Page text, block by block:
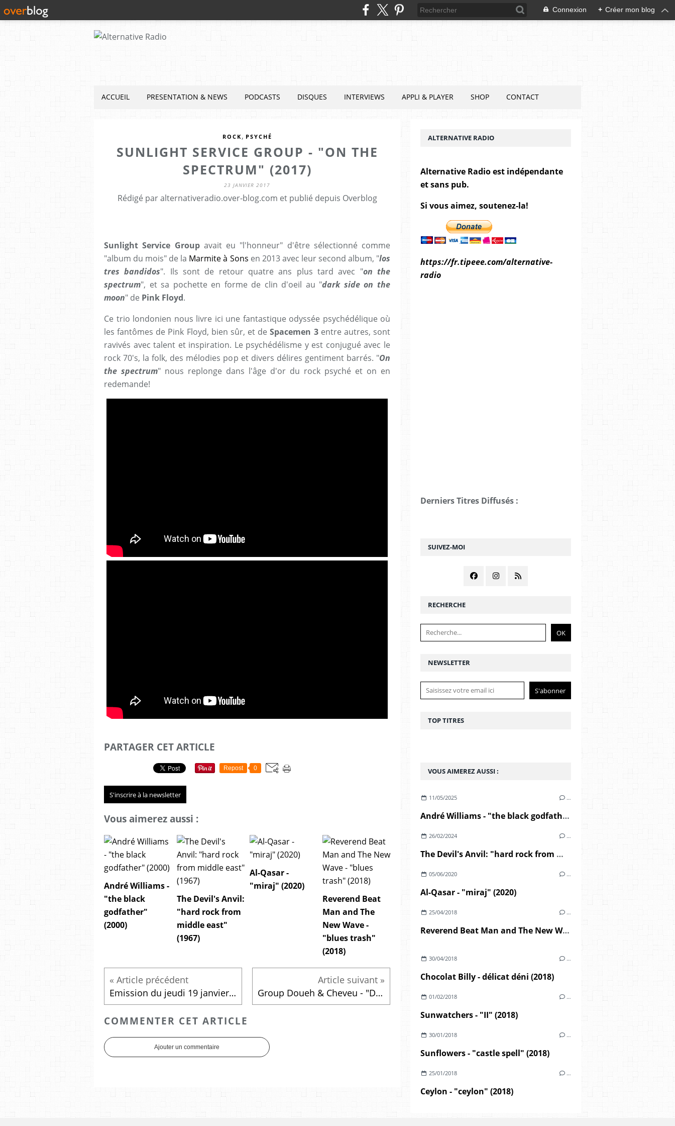
Connexion + Créer mon blog
ACCUEIL PRESENTATION & NEWS PODCASTS DISQUES INTERVIEWS APPLI & PLAYER SHOP CONTACT
ROCK , PSYCHÉ
SUNLIGHT SERVICE GROUP - "ON THE
SPECTRUM" (2017)
23 JANVIER 2017
Rédigé par alternativeradio.over-blog.com et publié depuis Overblog
Sunlight Service Groupavait eu "l'honneur" d'être sélectionné comme
"album du mois" de la Marmite à Sons en 2013 avec leur second album, "los
tres bandidos". Ils sont de retour quatre ans plus tard avec "on the
spectrum", et sa pochette en forme de clin d'oeil au "dark side on the
moon" de Pink Floyd.
Ce trio londonien nous livre ici une fantastique odyssée psychédélique où
les fantômes de Pink Floyd, bien sûr, et deSpacemen 3entre autres, sont
ravivés avec talent et inspiration. Le psychédélisme y est conjugué avec le
rock 70's, la folk, des mélodies pop et divers délires gentiment barrés. "On
the spectrum" nous replonge dans l'âge d'or du rock psyché et on en
redemande!
PARTAGER CET ARTICLE
Repost 0
S'inscrire à la newsletter
Vous aimerez aussi :
André Williams -
"the black
godfather"
(2000)
The Devil's Anvil:
"hard rock from
middle east"
(1967)
Al-Qasar -
"miraj" (2020)
Reverend Beat
Man and The
New Wave -
"blues trash"
(2018)
Emission du jeudi 19 janvier 2017 Group Doueh & Cheveu - "Dakhla Sahara session" (2017)
COMMENTER CET ARTICLE
Ajouter un commentaire
NEWSLETTER
SUIVEZ-MOI
RECHERCHE
VOUS AIMEREZ AUSSI :
11/05/2025 …
André Williams - "the black godfather" (2000)
26/02/2024 …
The Devil's Anvil: "hard rock from middle east" (1967)
05/06/2020 …
Al-Qasar - "miraj" (2020)
25/04/2018 …
Reverend Beat Man and The New Wave - "blues trash" (2018)
30/04/2018 …
Chocolat Billy - délicat déni (2018)
01/02/2018 …
Sunwatchers - "II" (2018)
30/01/2018 …
Sunflowers - "castle spell" (2018)
25/01/2018 …
Ceylon - "ceylon" (2018)
ALTERNATIVE RADIO
Alternative Radio est indépendante
et sans pub.
Si vous aimez, soutenez-la!
https://fr.tipeee.com/alternative-
radio
Derniers Titres Diffusés :
TOP TITRES